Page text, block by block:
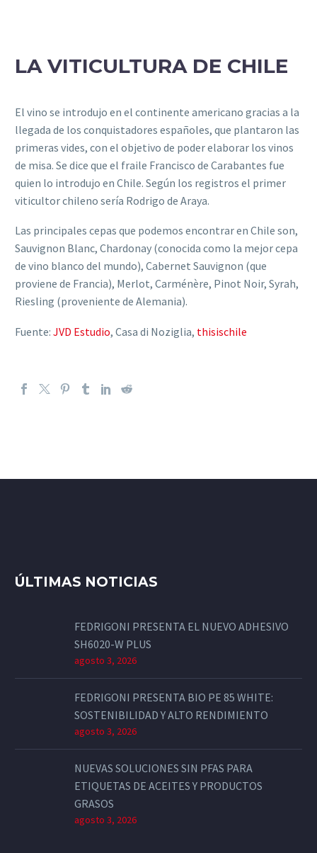
LA VITICULTURA DE CHILE
El vino se introdujo en el continente americano gracias a la
llegada de los conquistadores españoles, que plantaron las
primeras vides, con el objetivo de poder elaborar los vinos
de misa. Se dice que el fraile Francisco de Carabantes fue
quien lo introdujo en Chile. Según los registros el primer
viticultor chileno sería Rodrigo de Araya.
Las principales cepas que podemos encontrar en Chile son,
Sauvignon Blanc, Chardonay (conocida como la mejor cepa
de vino blanco del mundo), Cabernet Sauvignon (que
proviene de Francia), Merlot, Carménère, Pinot Noir, Syrah,
Riesling (proveniente de Alemania).
Fuente: JVD Estudio, Casa di Noziglia, thisischile
ÚLTIMAS NOTICIAS
FEDRIGONI PRESENTA EL NUEVO ADHESIVO
SH6020-W PLUS
agosto 3, 2026
FEDRIGONI PRESENTA BIO PE 85 WHITE:
SOSTENIBILIDAD Y ALTO RENDIMIENTO
agosto 3, 2026
NUEVAS SOLUCIONES SIN PFAS PARA
ETIQUETAS DE ACEITES Y PRODUCTOS
GRASOS
agosto 3, 2026